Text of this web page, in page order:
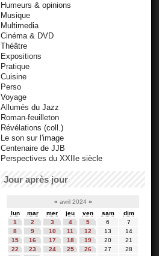
Humeurs & opinions
Musique
Multimedia
Cinéma & DVD
Théâtre
Expositions
Pratique
Cuisine
Perso
Voyage
Allumés du Jazz
Roman-feuilleton
Révélations (coll.)
Le son sur l'image
Centenaire de JJB
Perspectives du XXIIe siècle
Jour après jour
« avril 2024 »
lun
mar mer jeu ven sam
dim
1
2 3 4 5 6
7
8
9 10 11 12 13
14
15
16 17 18 19 20
21
22
23 24 25 26 27
28